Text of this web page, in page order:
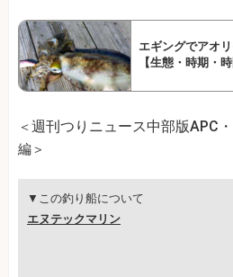
エギングでアオ
【生態・時期・
＜週刊つりニュース中部版APC
編＞
▼この釣り船について
エヌテックマリン